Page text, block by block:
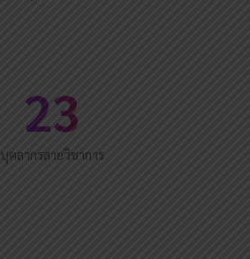
23
บุคลากรสายวิชาการ